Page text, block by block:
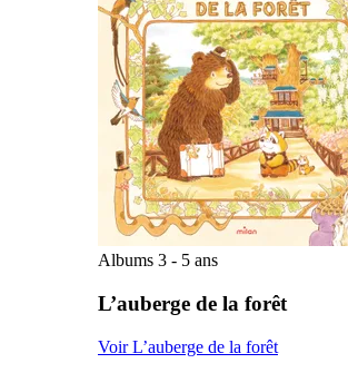
Albums 3 - 5 ans
L’auberge de la forêt
Voir L’auberge de la forêt